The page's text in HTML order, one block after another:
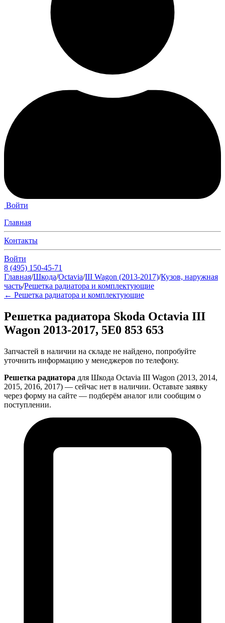
Войти
Главная
Контакты
Войти
8 (495) 150-45-71
Главная/Шкода/Octavia/III Wagon (2013-2017)/Кузов, наружная
часть/Решетка радиатора и комплектующие
← Решетка радиатора и комплектующие
Решетка радиатора Skoda Octavia III
Wagon 2013-2017, 5E0 853 653
Запчастей в наличии на складе не найдено, попробуйте
уточнить информацию у менеджеров по телефону.
Решетка радиатора для Шкода Octavia III Wagon (2013, 2014,
2015, 2016, 2017) — сейчас нет в наличии. Оставьте заявку
через форму на сайте — подберём аналог или сообщим о
поступлении.